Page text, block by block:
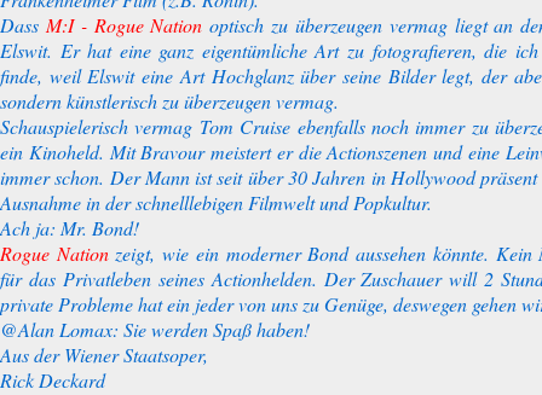
Dass M:I - Rogue Nation optisch zu überzeugen vermag liegt an
Elswit. Er hat eine ganz eigentümliche Art zu fotografieren, die
finde, weil Elswit eine Art Hochglanz über seine Bilder legt, der
sondern künstlerisch zu überzeugen vermag.
Schauspielerisch vermag Tom Cruise ebenfalls noch immer zu
ein Kinoheld. Mit Bravour meistert er die Actionszenen und eine
immer schon. Der Mann ist seit über 30 Jahren in Hollywood
Ausnahme in der schnelllebigen Filmwelt und Popkultur.
Ach ja: Mr. Bond!
Rogue Nationzeigt, wie ein moderner Bond aussehen könnte. Kein
für das Privatleben seines Actionhelden. Der Zuschauer will 2
private Probleme hat ein jeder von uns zu Genüge, deswegen gehen
@Alan Lomax: Sie werden Spaß haben!
Aus der Wiener Staatsoper,
Rick Deckard